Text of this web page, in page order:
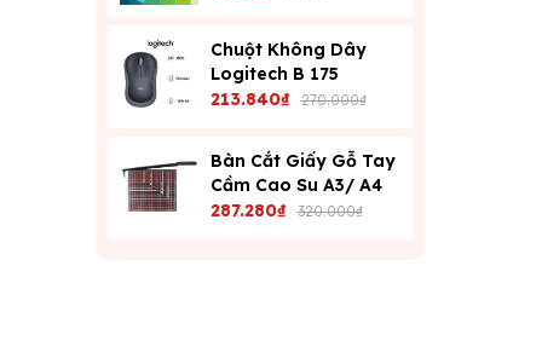
Chuột Không Dây
Logitech B 175
213.840₫ 270.000₫
Bàn Cắt Giấy Gỗ Tay
Cầm Cao Su A3/ A4
287.280₫ 320.000₫